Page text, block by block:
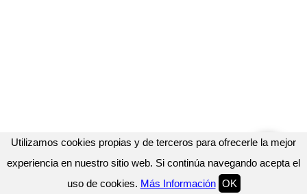
Utilizamos cookies propias y de terceros para ofrecerle la mejor
experiencia en nuestro sitio web. Si continúa navegando acepta el
uso de cookies. Más Información OK